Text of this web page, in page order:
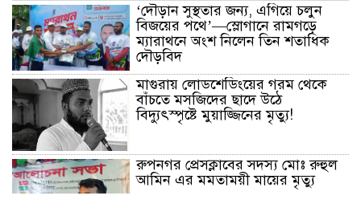
‘দৌড়ান সুস্থতার জন্য, এগিয়ে চলুন
বিজয়ের পথে’—স্লোগানে রামগড়ে
ম্যারাথনে অংশ নিলেন তিন শতাধিক
দৌড়বিদ
মাগুরায় লোডশেডিংয়ের গরম থেকে
বাঁচতে মসজিদের ছাদে উঠে
বিদ্যুৎস্পৃষ্টে মুয়াজ্জিনের মৃত্যু!
রুপনগর প্রেসক্লাবের সদস্য মোঃ রুহুল
আমিন এর মমতাময়ী মায়ের মৃত্যু